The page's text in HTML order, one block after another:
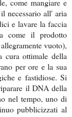
come mangiare e
necessario all' aria
e lavare la faccia
come il prodotto
vuoto),
cura ottimale della
per ore e la sua
e fastidiose. Si
il DNA della
nel tempo, uno di
pubblicizzati al